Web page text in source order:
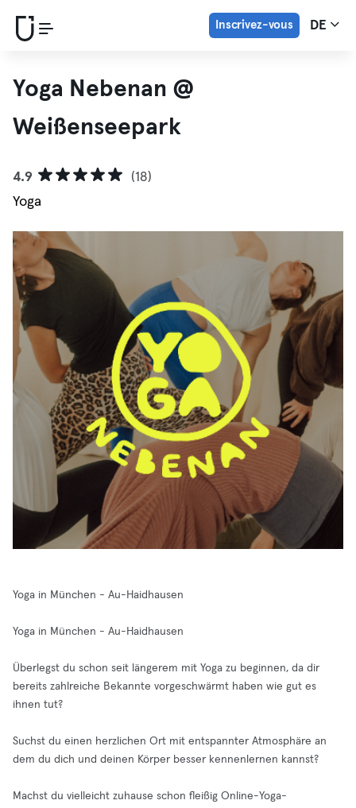
Inscrivez-vous DE
Yoga Nebenan @
Weißenseepark
4.9
(18)
Yoga
Yoga in München - Au-Haidhausen
Yoga in München - Au-Haidhausen
Überlegst du schon seit längerem mit Yoga zu beginnen, da dir
bereits zahlreiche Bekannte vorgeschwärmt haben wie gut es
ihnen tut?
Suchst du einen herzlichen Ort mit entspannter Atmosphäre an
dem du dich und deinen Körper besser kennenlernen kannst?
Machst du vielleicht zuhause schon fleißig Online-Yoga-